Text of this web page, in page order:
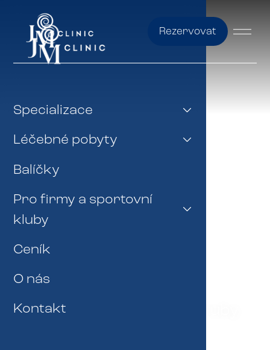
Rezervovat
Specializace
Léčebné pobyty
Balíčky
Pro firmy a sportovní
kluby
Ceník
O nás
Kontakt
Školení pro sportovní kluby